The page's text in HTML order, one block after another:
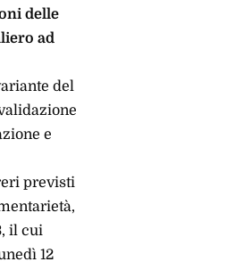
delle
ad
del
e
previsti
il cui
12